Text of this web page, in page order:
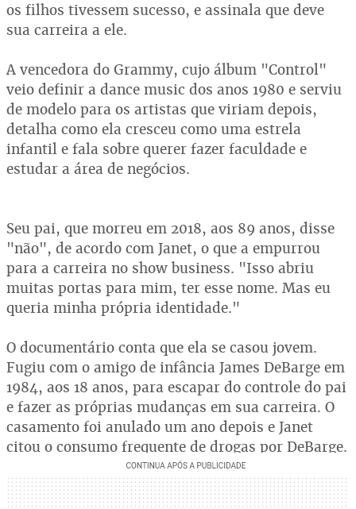
os filhos tivessem sucesso, e assinala que deve
sua carreira a ele.
A vencedora do Grammy, cujo álbum "Control"
veio definir a dance music dos anos 1980 e serviu
de modelo para os artistas que viriam depois,
detalha como ela cresceu como uma estrela
infantil e fala sobre querer fazer faculdade e
estudar a área de negócios.
Seu pai, que morreu em 2018, aos 89 anos, disse
"não", de acordo com Janet, o que a empurrou
para a carreira no show business. "Isso abriu
muitas portas para mim, ter esse nome. Mas eu
queria minha própria identidade."
O documentário conta que ela se casou jovem.
Fugiu com o amigo de infância James DeBarge em
1984, aos 18 anos, para escapar do controle do pai
e fazer as próprias mudanças em sua carreira. O
casamento foi anulado um ano depois e Janet
citou o consumo frequente de drogas por DeBarge.